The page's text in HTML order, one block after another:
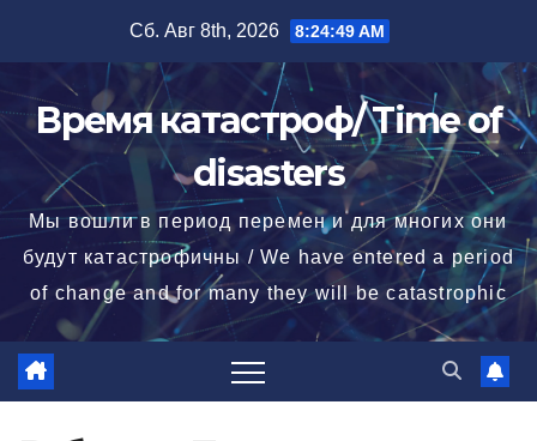
содержимому
Сб. Авг 8th, 2026 8:24:50 AM
Время катастроф/ Time of
disasters
Мы вошли в период перемен и для многих они
будут катастрофичны / We have entered a period
of change and for many they will be catastrophic